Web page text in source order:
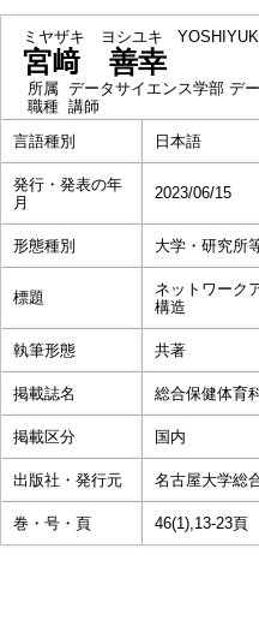
ミヤザキ ヨシユキ
宮﨑 善幸
所属 データサイエンス学部 デ
職種 講師
言語種別
日本語
発行・発表の年
月
2023/06/15
形態種別 大学・研究所
標題
ネットワーク
構造
執筆形態 共著
掲載誌名 総合保健体育
掲載区分 国内
出版社・発行元 名古屋大学総
巻・号・頁 46(1),13-23頁